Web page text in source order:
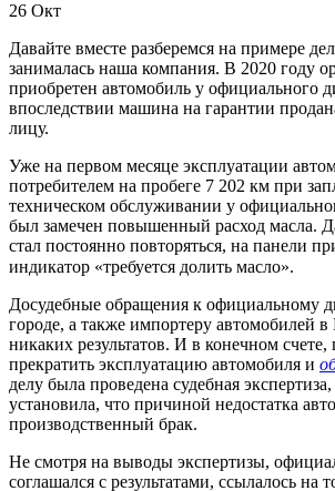
26 Окт
Давайте вместе разберемся на примере
занималась наша компания. В 2020 году
приобретен автомобиль у официального
впоследствии машина на гарантии
лицу.
Уже на первом месяце эксплуатации
потребителем на пробеге 7 202 км при
техническом обслуживании у
был замечен повышенный расход масла.
стал постоянно повторяться, на панели
индикатор «требуется долить масло». ⠀
Досудебные обращения к официальному
городе, а также импортеру автомобилей в
никаких результатов. И в конечном
прекратить эксплуатацию автомобиля и
делу была проведена судебная экспертиза,
установила, что причиной недостатка
производственный брак.
Не смотря на выводы экспертизы,
соглашался с результатами, ссылалось на